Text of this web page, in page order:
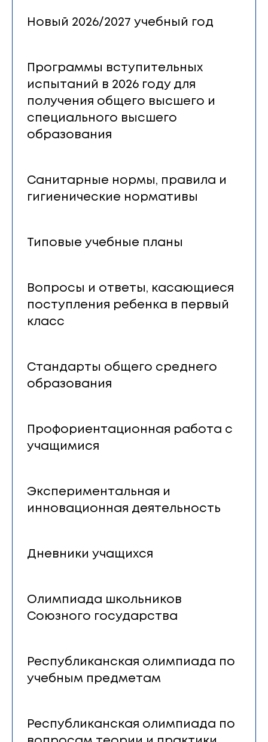
Новый 2026/2027 учебный год
Программы вступительных
испытаний в 2026 году для
получения общего высшего и
специального высшего
образования
Санитарные нормы, правила и
гигиенические нормативы
Типовые учебные планы
Вопросы и ответы, касающиеся
поступления ребенка в первый
класс
Стандарты общего среднего
образования
Профориентационная работа с
учащимися
Экспериментальная и
инновационная деятельность
Дневники учащихся
Олимпиада школьников
Cоюзного государства
Республиканская олимпиада по
учебным предметам
Республиканская олимпиада по